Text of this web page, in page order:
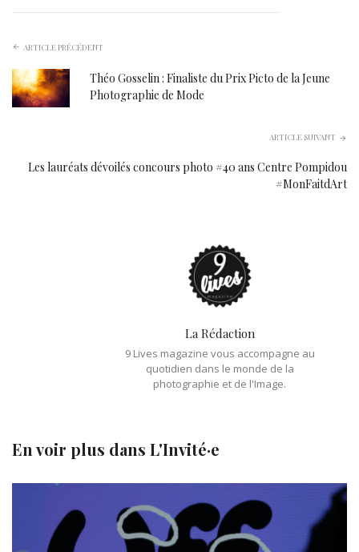
ARTICLE PRÉCÉDENT
Théo Gosselin : Finaliste du Prix Picto de la Jeune
Photographie de Mode
ARTICLE SUIVANT
Les lauréats dévoilés concours photo #40 ans Centre Pompidou
#MonFaitdArt
La Rédaction
9 Lives magazine vous accompagne au
quotidien dans le monde de la
photographie et de l'Image.
En voir plus dans L'Invité·e